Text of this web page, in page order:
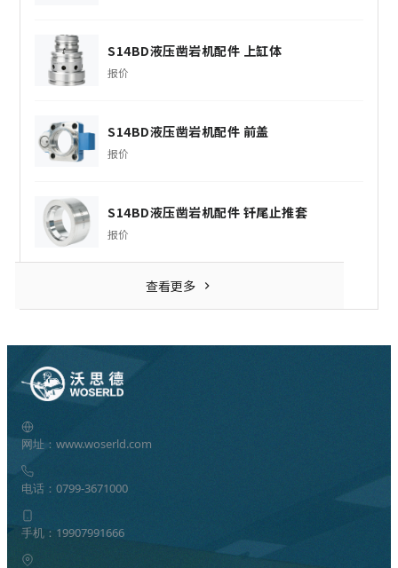
S14BD液压凿岩机配件 上缸体
报价
S14BD液压凿岩机配件 前盖
报价
S14BD液压凿岩机配件 钎尾止推套
报价
查看更多
网址：www.woserld.com
电话：0799-3671000
手机：19907991666